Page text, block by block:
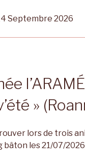
Septembre 2026
»
lors de trois
bâton les 21/07/